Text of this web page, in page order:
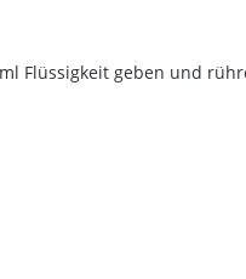
Flüssigkeit geben und